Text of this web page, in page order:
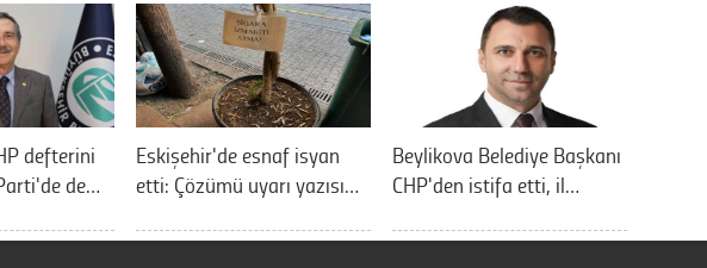
defterini
de…
Eskişehir'de esnaf isyan
etti: Çözümü uyarı yazısı…
Beylikova Belediye Başkanı
CHP'den istifa etti, il…